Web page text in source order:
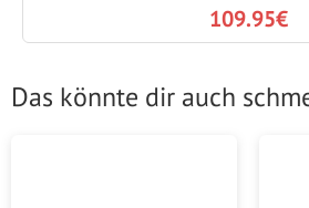
109.95€
Das könnte dir auch